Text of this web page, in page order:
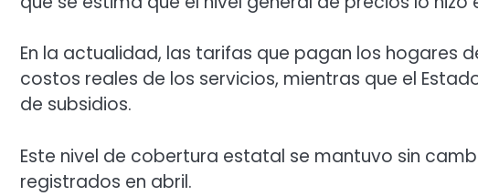
En la actualidad, las tarifas que pagan los hogares
costos reales de los servicios, mientras que el
de subsidios.
Este nivel de cobertura estatal se mantuvo sin
registrados en abril.